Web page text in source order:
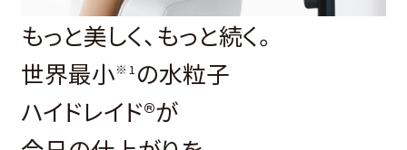
もっと美しく、もっと続く。
世界最小※1 の水粒子
ハイドレイド®が